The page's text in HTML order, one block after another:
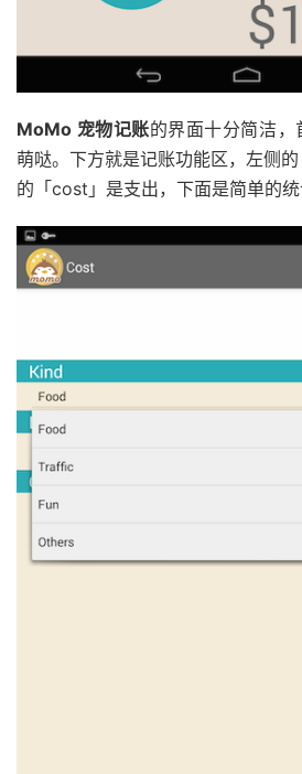
MoMo 宠物记账的界面十分简洁
萌哒。下方就是记账功能区，左侧
的「cost」是支出，下面是简单的统